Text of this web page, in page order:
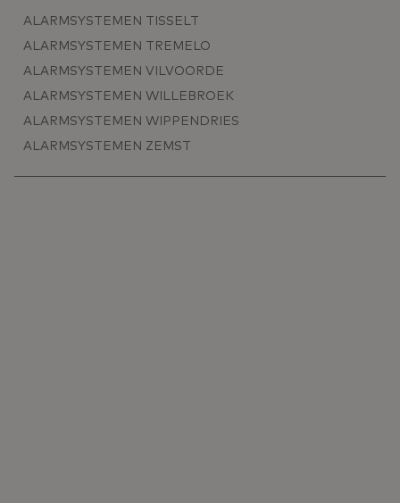
ALARMSYSTEMEN TISSELT
ALARMSYSTEMEN TREMELO
ALARMSYSTEMEN VILVOORDE
ALARMSYSTEMEN WILLEBROEK
ALARMSYSTEMEN WIPPENDRIES
ALARMSYSTEMEN ZEMST